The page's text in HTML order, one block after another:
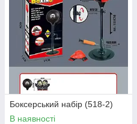
Боксерський набір (518-2)
В наявності